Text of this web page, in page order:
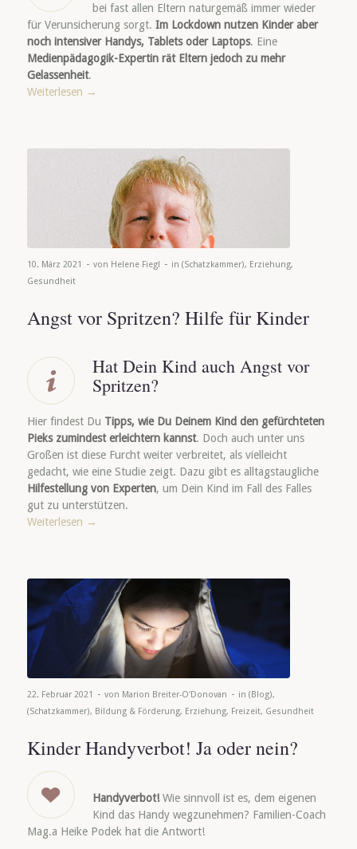
bei fast allen Eltern naturgemäß immer wieder
für Verunsicherung sorgt. Im Lockdown nutzen Kinder aber
noch intensiver Handys, Tablets oder Laptops. Eine
Medienpädagogik-Expertin rät Eltern jedoch zu mehr
Gelassenheit.
Weiterlesen →
10. März 2021 - von Helene Fiegl - in (Schatzkammer), Erziehung,
Gesundheit
Angst vor Spritzen? Hilfe für Kinder
Hat Dein Kind auch Angst vor
Spritzen?
Hier findest Du Tipps, wie Du Deinem Kind den gefürchteten
Pieks zumindest erleichtern kannst. Doch auch unter uns
Großen ist diese Furcht weiter verbreitet, als vielleicht
gedacht, wie eine Studie zeigt. Dazu gibt es alltagstaugliche
Hilfestellung von Experten, um Dein Kind im Fall des Falles
gut zu unterstützen.
Weiterlesen →
22. Februar 2021 - von Marion Breiter-O'Donovan - in (Blog),
(Schatzkammer), Bildung & Förderung, Erziehung, Freizeit, Gesundheit
Kinder Handyverbot! Ja oder nein?
Handyverbot!Wie sinnvoll ist es, dem eigenen
Kind das Handy wegzunehmen? Familien-Coach
Mag.a Heike Podek hat die Antwort!